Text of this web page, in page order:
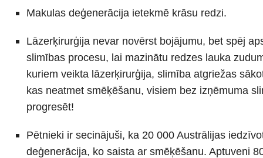
Makulas deģenerācija ietekmē krāsu redzi.
Lāzerķirurģija nevar novērst bojājumu, bet spēj
slimības procesu, lai mazinātu redzes lauka
kuriem veikta lāzerķirurģija, slimība atgriežas
kas neatmet smēķēšanu, visiem bez izņēmuma
progresēt!
Pētnieki ir secinājuši, ka 20 000 Austrālijas
deģenerācija, ko saista ar smēķēšanu. Aptuveni